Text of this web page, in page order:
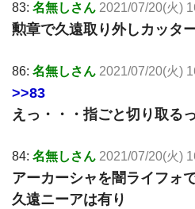
83: 名無しさん 2021/07/20(火)
勲章で久遠取り外しカッタ
86: 名無しさん 2021/07/20(火)
>>83
えっ・・・指ごと切り取る
84: 名無しさん 2021/07/20(火)
アーカーシャを闇ライフォ
久遠ニーアは有り